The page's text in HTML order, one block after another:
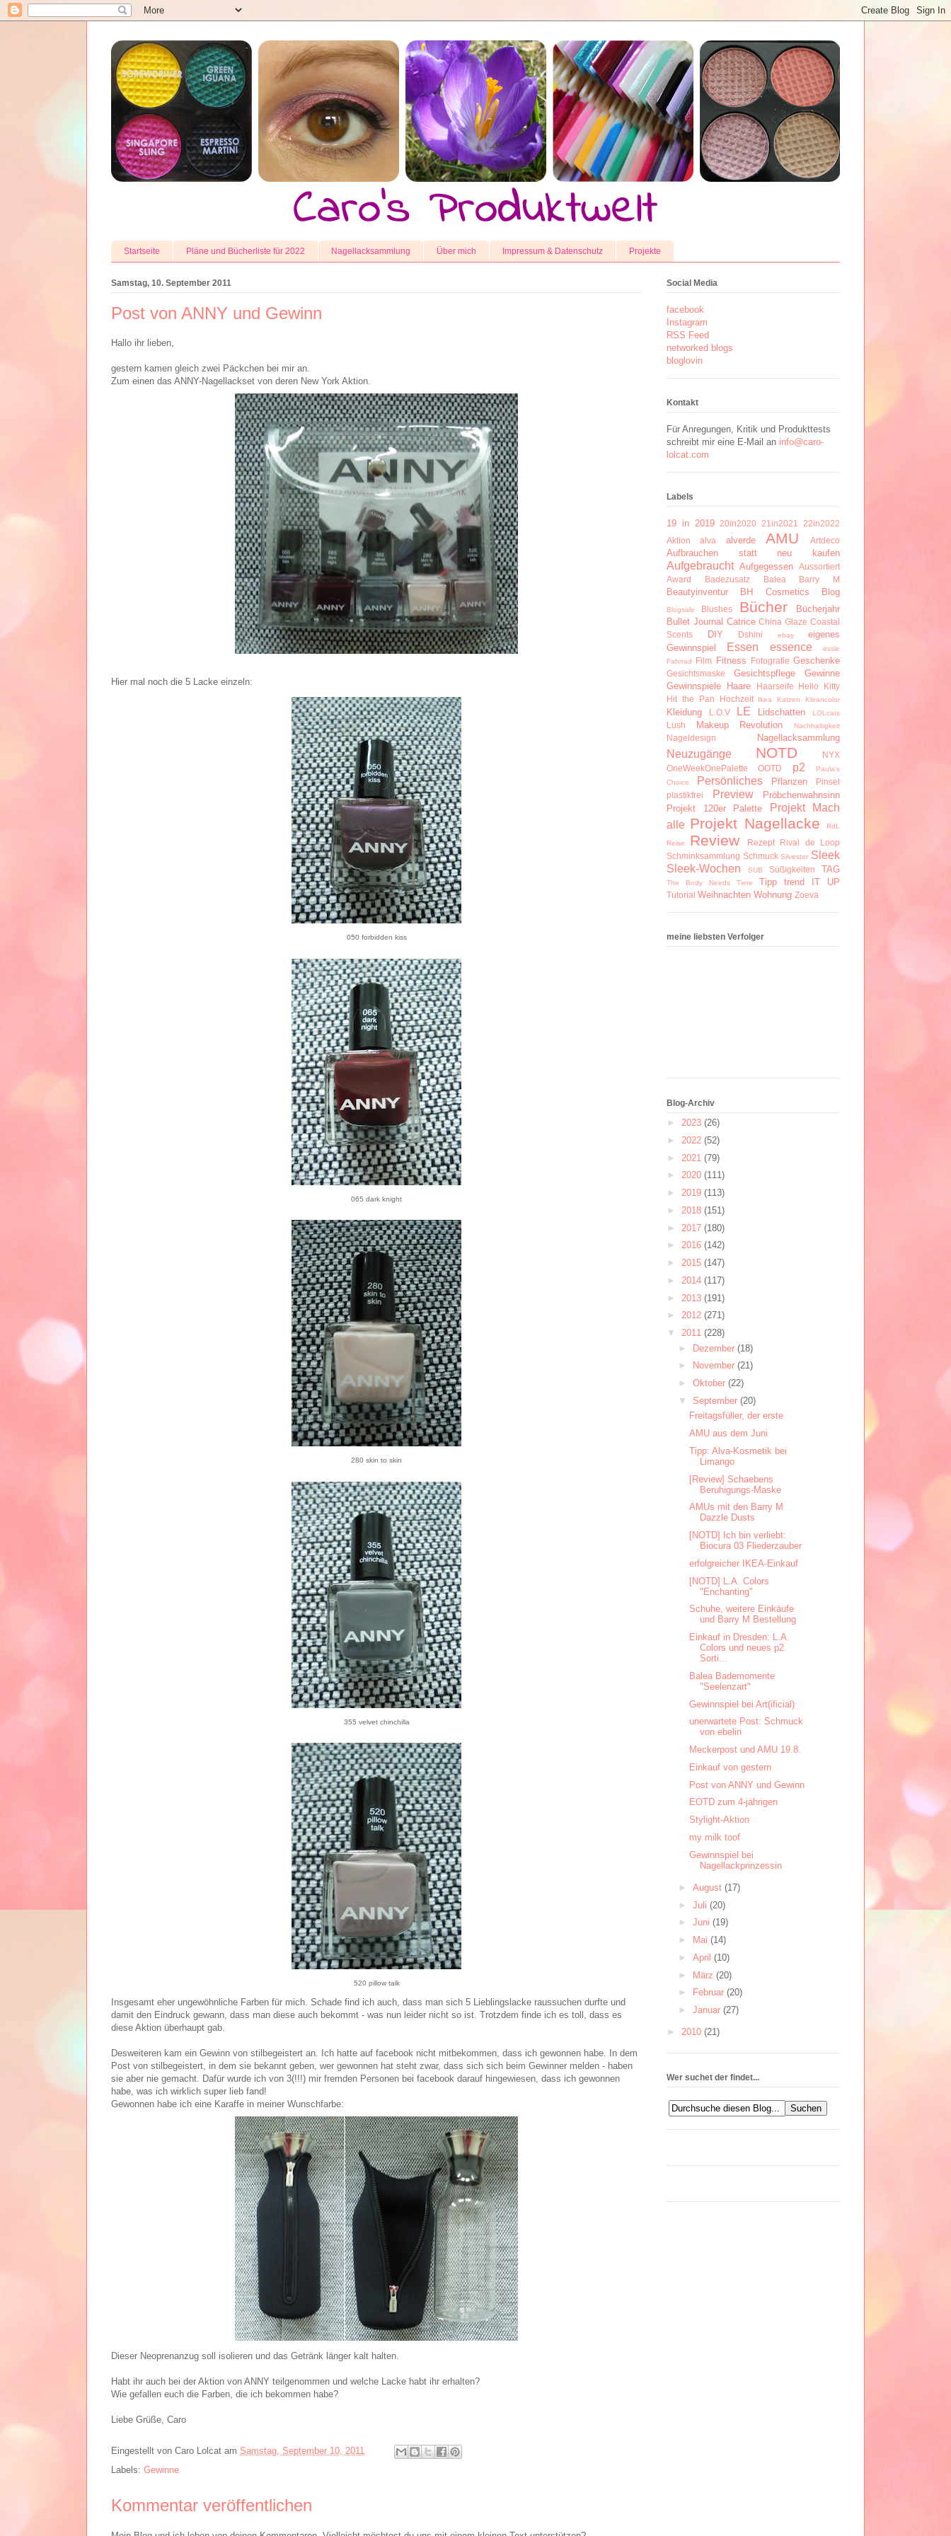
Startseite Pläne und Bücherliste für 2022 Nagellacksammlung Über mich Impressum & Datenschutz Projekte
Samstag, 10. September 2011
Post von ANNY und Gewinn
Hallo ihr lieben,
gestern kamen gleich zwei Päckchen bei mir an.
Zum einen das ANNY-Nagellackset von deren New York Aktion.
Hier mal noch die 5 Lacke einzeln:
050 forbidden kiss
065 dark knight
280 skin to skin
355 velvet chinchilla
520 pillow talk
Insgesamt eher ungewöhnliche Farben für mich. Schade find ich auch, dass man sich 5 Lieblingslacke raussuchen durfte und
damit den Eindruck gewann, dass man diese auch bekommt - was nun leider nicht so ist. Trotzdem finde ich es toll, dass es
diese Aktion überhaupt gab.
Desweiteren kam ein Gewinn von stilbegeistert an. Ich hatte auf facebook nicht mitbekommen, dass ich gewonnen habe. In dem
Post von stilbegeistert, in dem sie bekannt geben, wer gewonnen hat steht zwar, dass sich sich beim Gewinner melden - haben
sie aber nie gemacht. Dafür wurde ich von 3(!!!) mir fremden Personen bei facebook darauf hingewiesen, dass ich gewonnen
habe, was ich wirklich super lieb fand!
Gewonnen habe ich eine Karaffe in meiner Wunschfarbe:
Dieser Neoprenanzug soll isolieren und das Getränk länger kalt halten.
Habt ihr auch bei der Aktion von ANNY teilgenommen und welche Lacke habt ihr erhalten?
Wie gefallen euch die Farben, die ich bekommen habe?
Liebe Grüße, Caro
Eingestellt von Caro Lolcat am Samstag, September 10, 2011
Labels: Gewinne
Kommentar veröffentlichen
Social Media
facebook
Instagram
RSS Feed
networked blogs
bloglovin
Kontakt
Für Anregungen, Kritik und Produkttests
schreibt mir eine E-Mail an info@caro-
lolcat.com
Labels
19 in 2019 20in2020 21in2021
22in2022
Aktion
alva alverde AMU Artdeco
Aufbrauchen statt neu kaufen
Aufgebraucht Aufgegessen
Aussortiert
Award
Badezusatz Balea Barry M
Beautyinventur BH Cosmetics Blog
Blogsale Blushes Bücher
Bücherjahr
Bullet Journal Catrice China Glaze Coastal
Scents
DIY Dshini ebay
eigenes
Gewinnspiel
Essen essence
essie
Fahrrad
Film Fitness Fotografie Geschenke
Gesichtsmaske Gesichtspflege
Gewinne
Gewinnspiele
Haare Haarseife
Hello Kitty
Hit the Pan
Hochzeit Ikea Katzen Kleancolor
Kleidung L.O.V LE Lidschatten LOLcats
Lush Makeup Revolution Nachhaltigkeit
Nageldesign Nagellacksammlung
Neuzugänge NOTD
NYX
OneWeekOnePalette
OOTD p2
Paula's
Choice
Persönliches Pflanzen
Pinsel
plastikfrei
Preview
Pröbchenwahnsinn
Projekt 120er Palette
Projekt Mach
alle Projekt Nagellacke RdL
Reise Review Rezept
Rival de Loop
Schminksammlung Schmuck Silvester Sleek
Sleek-Wochen
SUB Süßigkeiten TAG
The Body Needs Tiere Tipp trend IT UP
Tutorial Weihnachten Wohnung Zoeva
meine liebsten Verfolger
Blog-Archiv
► 2023 (26)
► 2022 (52)
► 2021 (79)
► 2020 (111)
► 2019 (113)
► 2018 (151)
► 2017 (180)
► 2016 (142)
► 2015 (147)
► 2014 (117)
► 2013 (191)
► 2012 (271)
▼ 2011 (228)
► Dezember (18)
►
November (21)
► Oktober (22)
▼ September (20)
Freitagsfüller, der erste
AMU aus dem Juni
Tipp: Alva-Kosmetik bei
Limango
[Review] Schaebens
Beruhigungs-Maske
AMUs mit den Barry M
Dazzle Dusts
[NOTD] Ich bin verliebt:
Biocura 03 Fliederzauber
erfolgreicher IKEA-Einkauf
[NOTD] L.A. Colors
"Enchanting"
Schuhe, weitere Einkäufe
und Barry M Bestellung
Einkauf in Dresden: L.A.
Colors und neues p2
Sorti...
Balea Bademomente
"Seelenzart"
Gewinnspiel bei Art(ificial)
unerwartete Post: Schmuck
von ebelin
Meckerpost und AMU 19.8.
Einkauf von gestern
Post von ANNY und Gewinn
EOTD zum 4-jährigen
Stylight-Aktion
my milk toof
Gewinnspiel bei
Nagellackprinzessin
► August (17)
► Juli (20)
► Juni (19)
►
Mai (14)
► April (10)
► März (20)
►
Februar (20)
► Januar (27)
► 2010 (21)
Wer suchet der findet...